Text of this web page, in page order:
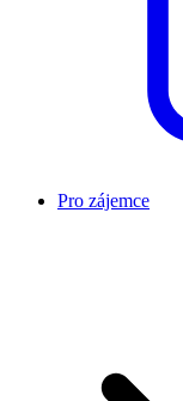
Pro zájemce